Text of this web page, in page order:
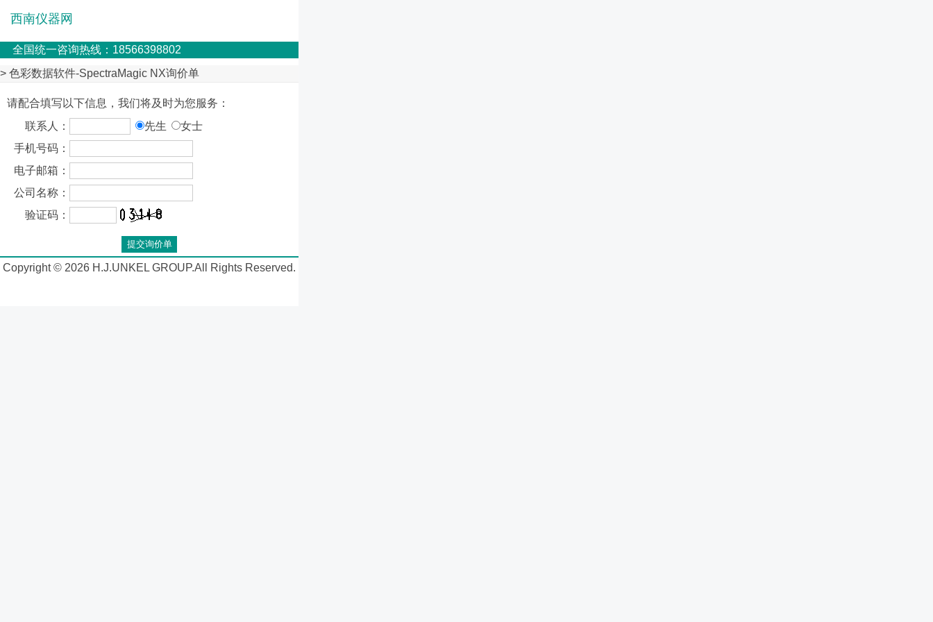
西南仪器网
全国统一咨询热线：18566398802
> 色彩数据软件-SpectraMagic NX询价单
请配合填写以下信息，我们将及时为您服务：
联系人：
先生
女士
手机号码：
电子邮箱：
公司名称：
验证码：
Copyright © 2026 H.J.UNKEL GROUP.All Rights Reserved.